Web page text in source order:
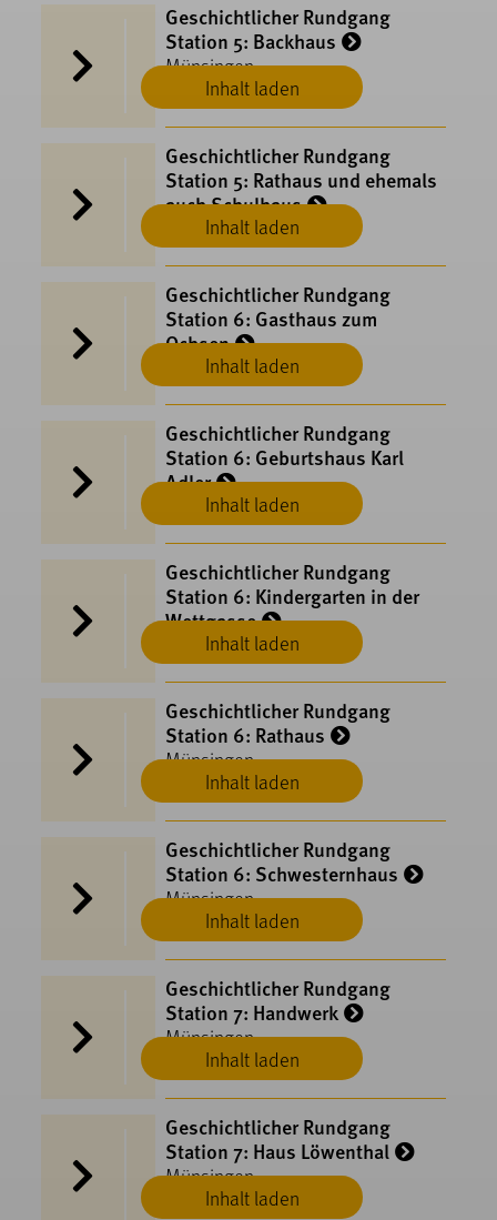
Inhalt laden
Geschichtlicher Rundgang
Station 5: Backhaus
Münsingen
Inhalt laden
Geschichtlicher Rundgang
Station 5: Rathaus und ehemals
auch Schulhaus
Münsingen
Inhalt laden
Geschichtlicher Rundgang
Station 6: Gasthaus zum
Ochsen
Münsingen
Inhalt laden
Geschichtlicher Rundgang
Station 6: Geburtshaus Karl
Adler
Münsingen
Inhalt laden
Geschichtlicher Rundgang
Station 6: Kindergarten in der
Wettgasse
Münsingen
Inhalt laden
Geschichtlicher Rundgang
Station 6: Rathaus
Münsingen
Inhalt laden
Geschichtlicher Rundgang
Station 6: Schwesternhaus
Münsingen
Inhalt laden
Geschichtlicher Rundgang
Station 7: Handwerk
Münsingen
Inhalt laden
Geschichtlicher Rundgang
Station 7: Haus Löwenthal
Münsingen